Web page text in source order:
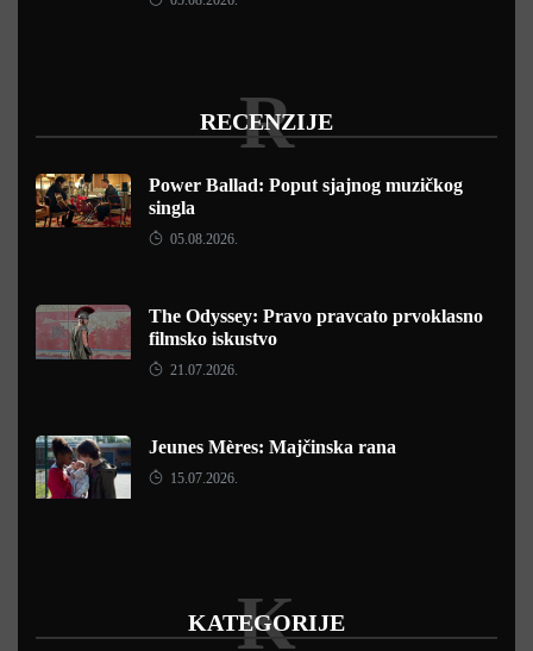
RECENZIJE
R
Power Ballad: Poput sjajnog muzičkog
singla
05.08.2026.
The Odyssey: Pravo pravcato prvoklasno
filmsko iskustvo
21.07.2026.
Jeunes Mères: Majčinska rana
15.07.2026.
KATEGORIJE
K